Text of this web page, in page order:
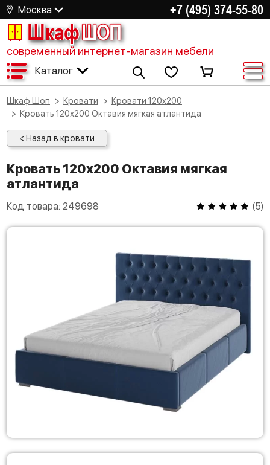
Москва +7 (495) 374-55-80
ШкафШОП
современный интернет-магазин мебели
Каталог
Шкаф Шоп Кровати
Кровати 120х200
Кровать 120х200 Октавия мягкая атлантида
< Назад в кровати
Кровать 120х200 Октавия мягкая
атлантида
Код товара: 249698 (5)